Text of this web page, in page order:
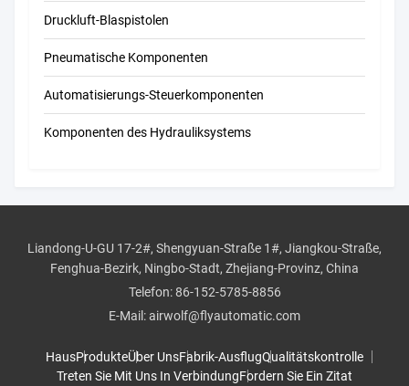
Druckluft-Blaspistolen
Pneumatische Komponenten
Automatisierungs-Steuerkomponenten
Komponenten des Hydrauliksystems
Liandong-U-GU 17-2#, Shengyuan-Straße 1#, Jiangkou-Straße,
Fenghua-Bezirk, Ningbo-Stadt, Zhejiang-Provinz, China
Telefon:86-152-5785-8856
E-Mail:airwolf@flyautomatic.com
HausProdukteÜber UnsFabrik-AusflugQualitätskontrolle
Treten Sie Mit Uns In VerbindungFordern Sie Ein Zitat